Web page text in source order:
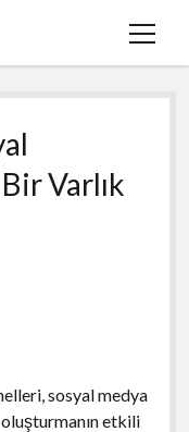
menüyü
Varlık
sosyal medya
etkili